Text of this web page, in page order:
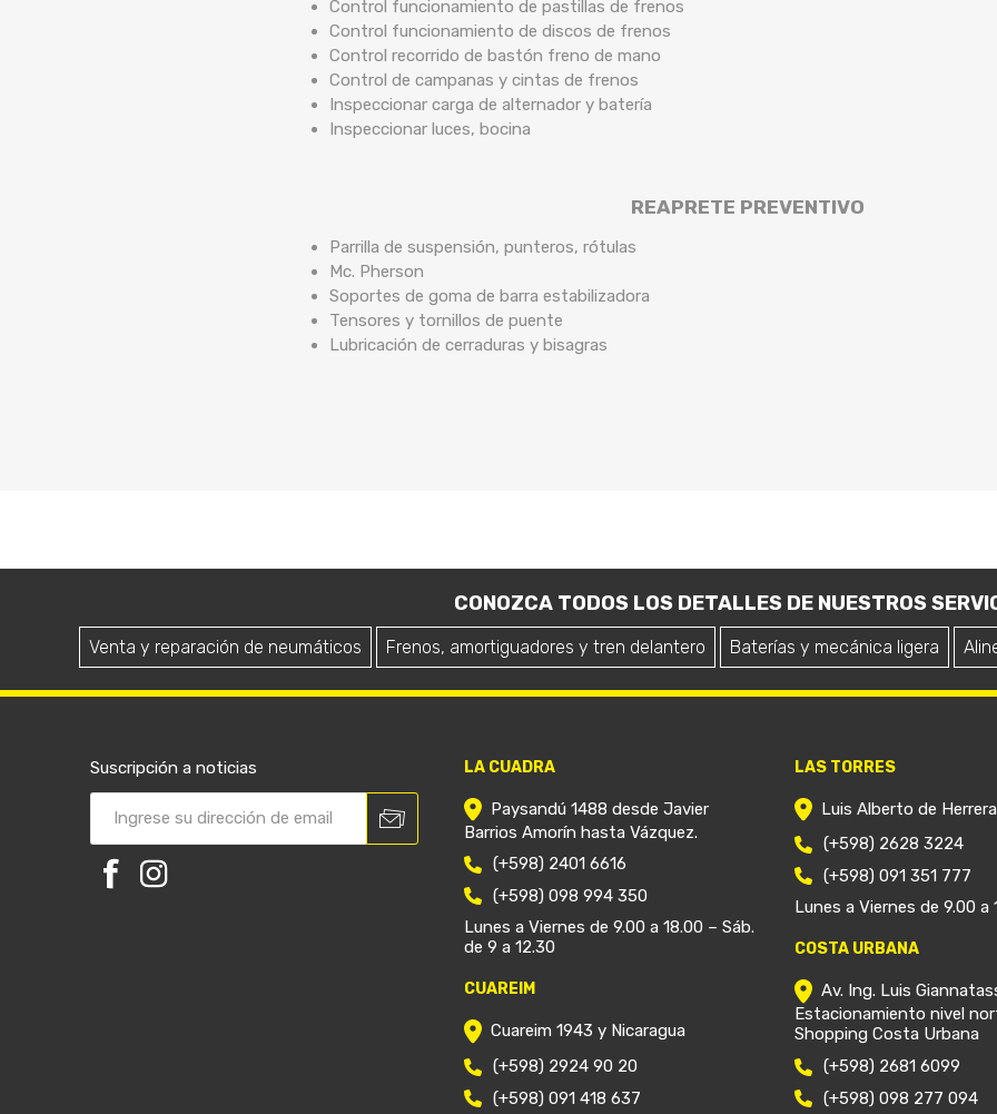
Control funcionamiento de pastillas de frenos
Control funcionamiento de discos de frenos
Control recorrido de bastón freno de mano
Control de campanas y cintas de frenos
Inspeccionar carga de alternador y batería
Inspeccionar luces, bocina
REAPRETE PREVENTIVO
Parrilla de suspensión, punteros, rótulas
Mc. Pherson
Soportes de goma de barra estabilizadora
Tensores y tornillos de puente
Lubricación de cerraduras y bisagras
CONOZCA TODOS LOS DETALLES DE NUESTROS
Venta y reparación de neumáticos Frenos, amortiguadores y tren delantero Baterías y mecánica ligera
Suscripción a noticias LA CUADRA
Paysandú 1488 desde Javier
Barrios Amorín hasta Vázquez.
(+598) 2401 6616
(+598) 098 994 350
Lunes a Viernes de 9.00 a 18.00 – Sáb.
de 9 a 12.30
CUAREIM
Cuareim 1943 y Nicaragua
(+598) 2924 90 20
(+598) 091 418 637
LAS TORRES
Luis Alberto de
(+598) 2628 3224
(+598) 091 351 777
Lunes a Viernes de 9.00 a
COSTA URBANA
Av. Ing. Luis
Estacionamiento nivel
Shopping Costa Urbana
(+598) 2681 6099
(+598) 098 277 094